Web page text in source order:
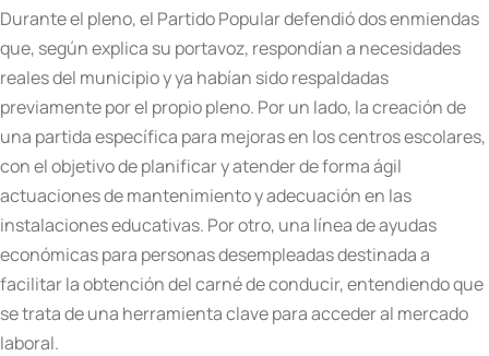
Durante el pleno, el Partido Popular defendió dos enmiendas
que, según explica su portavoz, respondían a necesidades
reales del municipio y ya habían sido respaldadas
previamente por el propio pleno. Por un lado, la creación de
una partida específica para mejoras en los centros escolares,
con el objetivo de planificar y atender de forma ágil
actuaciones de mantenimiento y adecuación en las
instalaciones educativas. Por otro, una línea de ayudas
económicas para personas desempleadas destinada a
facilitar la obtención del carné de conducir, entendiendo que
se trata de una herramienta clave para acceder al mercado
laboral.